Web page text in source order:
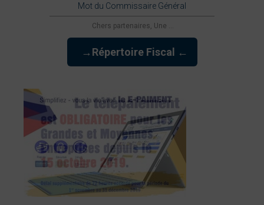
Mot du Commissaire Général
Chers partenaires, Une ...
→Répertoire Fiscal ←